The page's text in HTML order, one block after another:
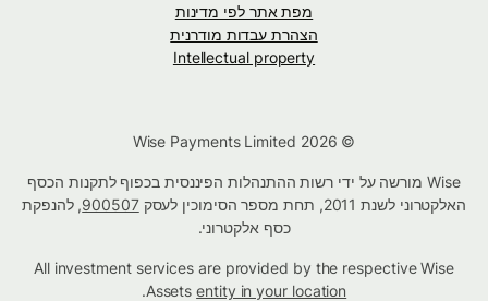
מפת אתר לפי מדינות
הצהרת עבדות מודרנית
Intellectual property
Wise מורשה על ידי רשות ההתנהלות הפיננסית בכפוף לתקנות הכסף
האלקטרוני לשנת 2011, תחת מספר הסימוכין לעסק
900507, להנפקת
כסף אלקטרוני.
All investment services are provided by the respective Wise
Assetsentity in your location
.